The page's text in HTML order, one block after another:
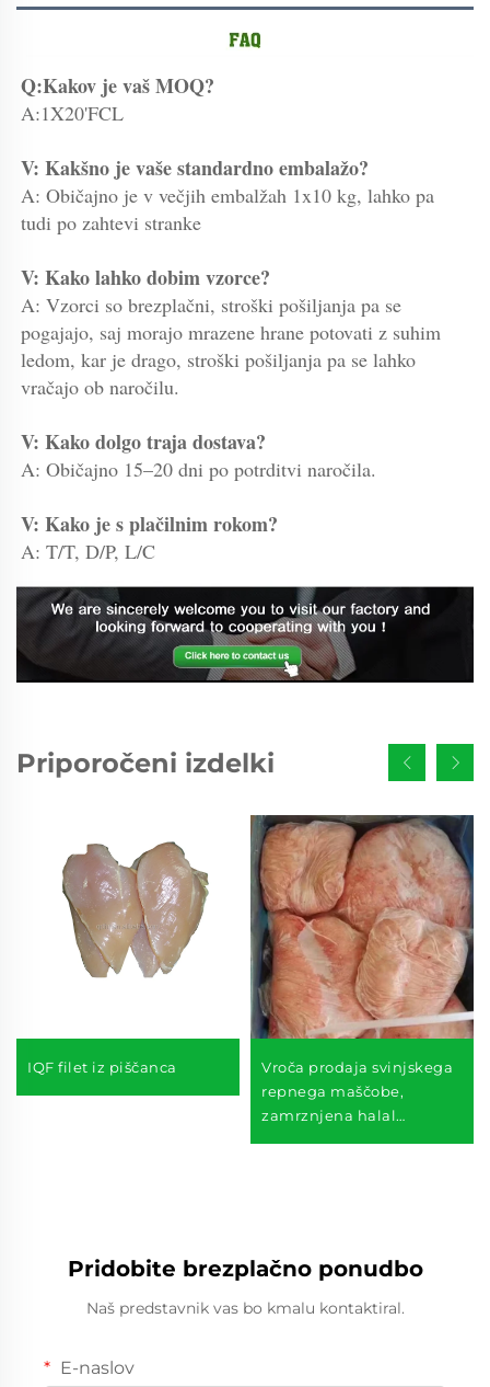
Q:Kakov je vaš MOQ?
A:1X20'FCL
V: Kakšno je vaše standardno embalažo?
A: Običajno je v večjih embalžah 1x10 kg, lahko pa
tudi po zahtevi stranke
V: Kako lahko dobim vzorce?
A: Vzorci so brezplačni, stroški pošiljanja pa se
pogajajo, saj morajo mrazene hrane potovati z suhim
ledom, kar je drago, stroški pošiljanja pa se lahko
vračajo ob naročilu.
V: Kako dolgo traja dostava?
A: Običajno 15–20 dni po potrditvi naročila.
V: Kako je s plačilnim rokom?
A: T/T, D/P, L/C
Priporočeni izdelki
IQF filet iz piščanca
Vroča prodaja svinjskega
repnega maščobe,
zamrznjena halal
Pridobite brezplačno ponudbo
Naš predstavnik vas bo kmalu kontaktiral.
E-naslov